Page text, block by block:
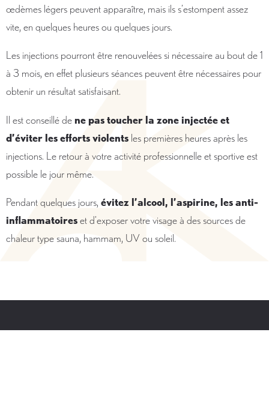
œdèmes légers peuvent apparaître, mais ils s’estompent assez
vite, en quelques heures ou quelques jours.
Les injections pourront être renouvelées si nécessaire au bout de 1
à 3 mois, en effet plusieurs séances peuvent être nécessaires pour
obtenir un résultat satisfaisant.
Il est conseillé dene pas toucher la zone injectée et
d’éviter les efforts violents les premières heures après les
injections. Le retour à votre activité professionnelle et sportive est
possible le jour même.
Pendant quelques jours, évitez l’alcool, l’aspirine, les anti-
inflammatoireset d’exposer votre visage à des sources de
chaleur type sauna, hammam, UV ou soleil.